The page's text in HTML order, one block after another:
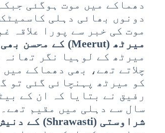
دھماکے میں موت ہوگئی
دونوں بھائی دہلی
موت کی خبر سے پورا علاقہ
میرٹھ (Meerut) کے محسن بھی جاں بحق
میرٹھ کے لوہیا نگر تھانہ
چلاتے تھے، بھی دھماکے
کو میرٹھ پہنچائی گئی تو
رفیق نے بتایا کہ ان کے
سال سے دہلی میں مقیم تھے۔
شراوستی (Shrawasti) کے دنیش کی موت